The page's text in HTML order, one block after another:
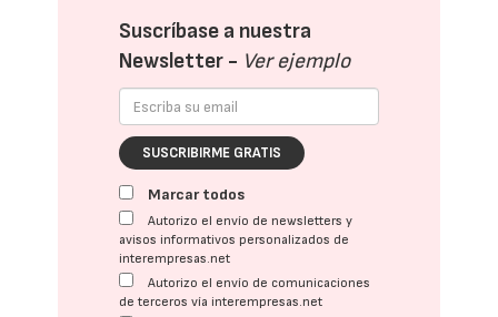
Suscríbase a nuestra
Newsletter - Ver ejemplo
SUSCRIBIRME GRATIS
Marcar todos
Autorizo el envío de newsletters y
avisos informativos personalizados de
interempresas.net
Autorizo el envío de comunicaciones
de terceros vía interempresas.net